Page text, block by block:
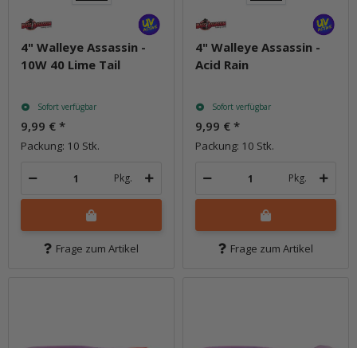
4" Walleye Assassin -
10W 40 Lime Tail
Sofort verfügbar
9,99 € *
Packung: 10 Stk.
Pkg.
Frage zum Artikel
4" Walleye Assassin -
Acid Rain
Sofort verfügbar
9,99 € *
Packung: 10 Stk.
Pkg.
Frage zum Artikel